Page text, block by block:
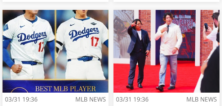
03/31 19:36 MLB NEWS 03/31 19:36 MLB NEWS